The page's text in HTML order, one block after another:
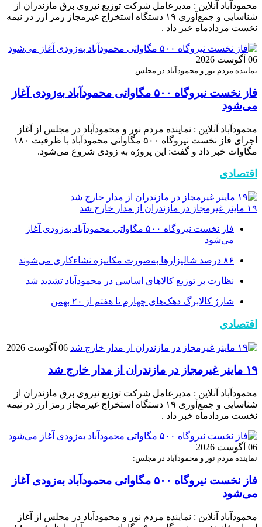
محمودآباد آنلاین : مدیرعامل شرکت توزیع نیروی برق مازندران از
شناسایی و جمع‌آوری ۱۹ دستگاه استخراج غیرمجاز رمز ارز در نیمه
نخست مردادماه خبر داد .
06 آگوست 2026
نماینده مردم نور و محمودآباد در مجلس:
فاز نخست نیروگاه ۵۰۰ مگاواتی محمودآباد به‌زودی آغاز
می‌شود
محمودآباد آنلاین : نماینده مردم نور و محمودآباد در مجلس از آغاز
اجرای فاز نخست نیروگاه ۵۰۰ مگاواتی محمودآباد با ظرفیت ۱۸۰
مگاوات خبر داد و گفت: این پروژه به زودی شروع می‌شود.
اقتصادی
۱۹ ماینر غیرمجاز در مازندران از مدار خارج شد
فاز نخست نیروگاه ۵۰۰ مگاواتی محمودآباد به‌زودی آغاز
می‌شود
۸۶ درصد شالیزارها به‌صورت مکانیزه نشاءکاری می‌شوند
نظارت بر توزیع کالا‌های اساسی در محمودآباد تشدید شد
شارژ کالابرگ دهک‌های چهارم تا هفتم از ۲۰ بهمن
اقتصادی
06 آگوست 2026
۱۹ ماینر غیرمجاز در مازندران از مدار خارج شد
محمودآباد آنلاین : مدیرعامل شرکت توزیع نیروی برق مازندران از
شناسایی و جمع‌آوری ۱۹ دستگاه استخراج غیرمجاز رمز ارز در نیمه
نخست مردادماه خبر داد .
06 آگوست 2026
نماینده مردم نور و محمودآباد در مجلس:
فاز نخست نیروگاه ۵۰۰ مگاواتی محمودآباد به‌زودی آغاز
می‌شود
محمودآباد آنلاین : نماینده مردم نور و محمودآباد در مجلس از آغاز